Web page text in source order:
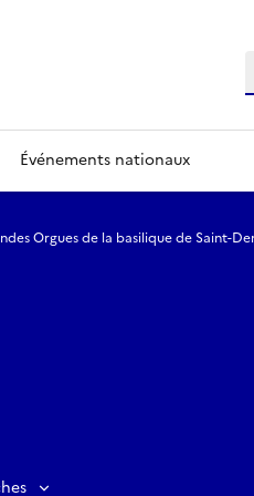
Événements nationaux
Orgues de la basilique de Saint-